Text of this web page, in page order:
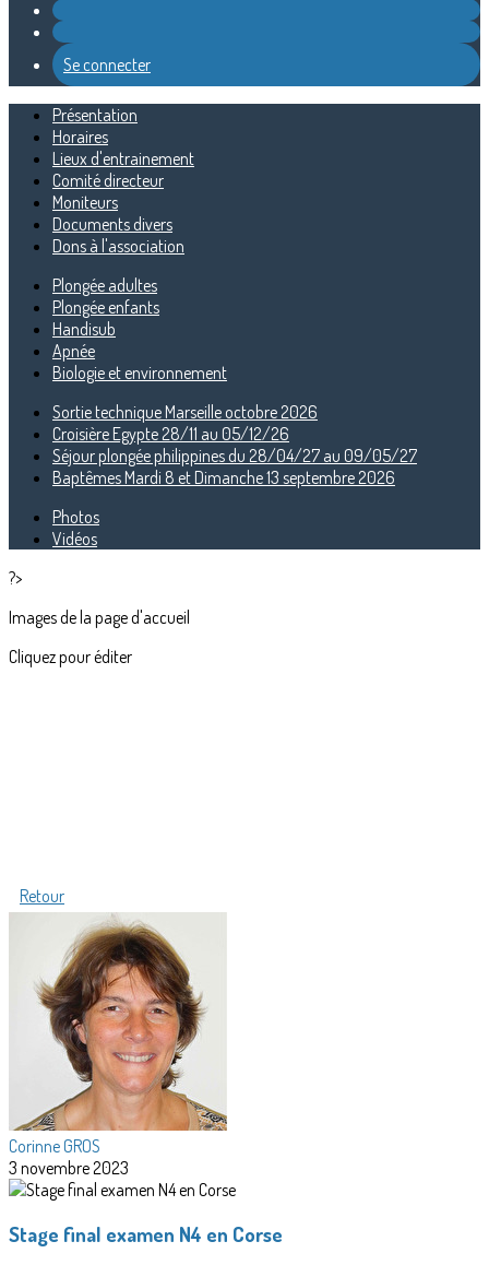
Se connecter
Présentation
Horaires
Lieux d'entrainement
Comité directeur
Moniteurs
Documents divers
Dons à l'association
Plongée adultes
Plongée enfants
Handisub
Apnée
Biologie et environnement
Sortie technique Marseille octobre 2026
Croisière Egypte 28/11 au 05/12/26
Séjour plongée philippines du 28/04/27 au 09/05/27
Baptêmes Mardi 8 et Dimanche 13 septembre 2026
Photos
Vidéos
?>
Images de la page d'accueil
Cliquez pour éditer
Retour
Corinne GROS
3 novembre 2023
Stage final examen N4 en Corse